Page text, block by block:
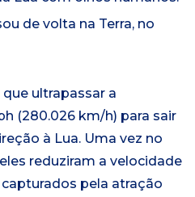
de volta na Terra, no
ultrapassar a
(280.026 km/h) para sair
à Lua. Uma vez no
reduziram a velocidade
pela atração